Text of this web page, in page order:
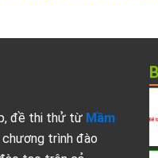
đề thi thử từ Mầm
trình đào